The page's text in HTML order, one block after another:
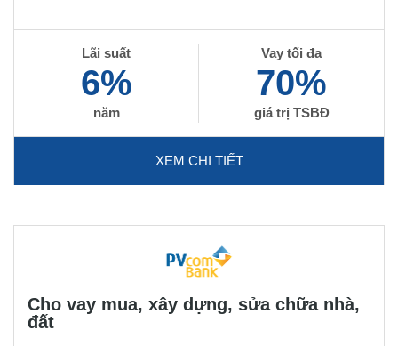
Lãi suất
6%
năm
Vay tối đa
70%
giá trị TSBĐ
XEM CHI TIẾT
Cho vay mua, xây dựng, sửa chữa nhà,
đất